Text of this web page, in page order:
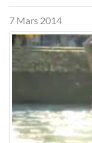
7 Mars 2014